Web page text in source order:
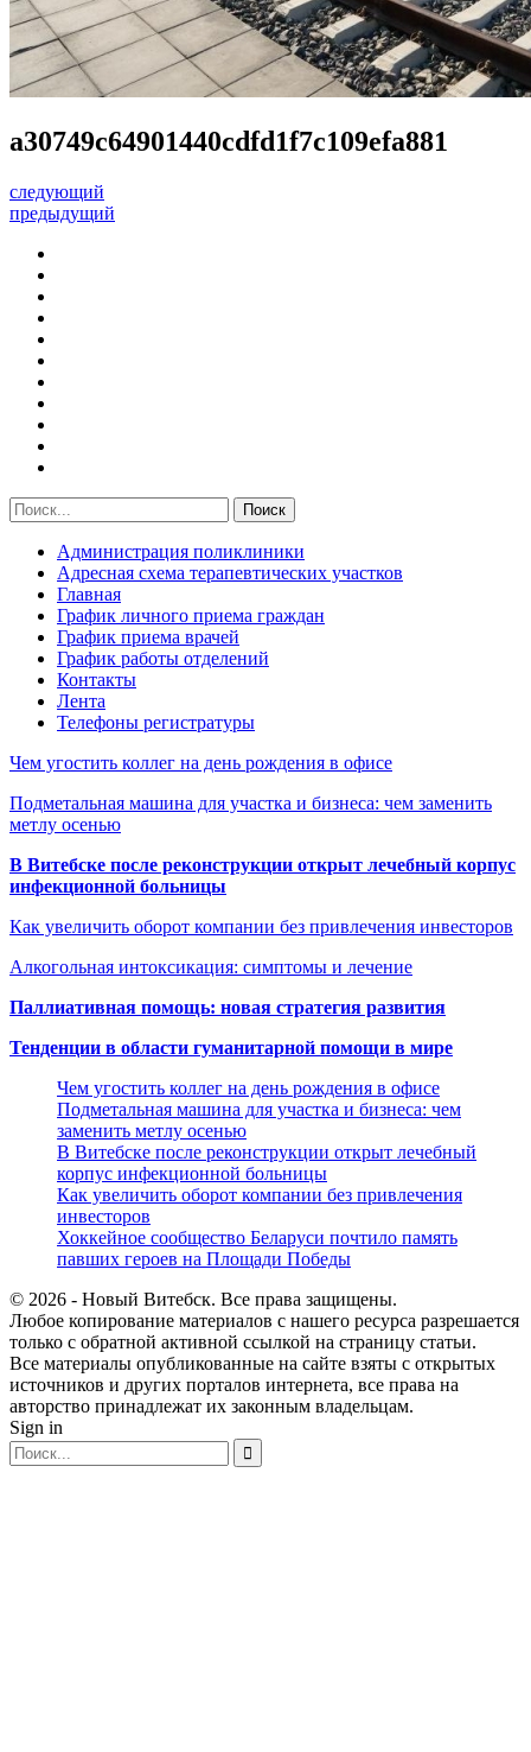
a30749c64901440cdfd1f7c109efa881
следующий
предыдущий
Администрация поликлиники
Адресная схема терапевтических участков
Главная
График личного приема граждан
График приема врачей
График работы отделений
Контакты
Лента
Телефоны регистратуры
Чем угостить коллег на день рождения в офисе
Подметальная машина для участка и бизнеса: чем заменить
метлу осенью
В Витебске после реконструкции открыт лечебный корпус
инфекционной больницы
Как увеличить оборот компании без привлечения инвесторов
Алкогольная интоксикация: симптомы и лечение
Паллиативная помощь: новая стратегия развития
Тенденции в области гуманитарной помощи в мире
Чем угостить коллег на день рождения в офисе
Подметальная машина для участка и бизнеса: чем
заменить метлу осенью
В Витебске после реконструкции открыт лечебный
корпус инфекционной больницы
Как увеличить оборот компании без привлечения
инвесторов
Хоккейное сообщество Беларуси почтило память
павших героев на Площади Победы
© 2026 - Новый Витебск. Все права защищены.
Любое копирование материалов с нашего ресурса разрешается
только с обратной активной ссылкой на страницу статьи.
Все материалы опубликованные на сайте взяты с открытых
источников и других порталов интернета, все права на
авторство принадлежат их законным владельцам.
Sign in